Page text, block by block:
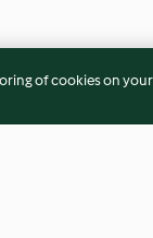
of cookies on